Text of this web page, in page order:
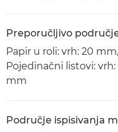
Preporučljivo
Papir u roli: vrh: 20
Pojedinačni listovi:
mm
Područje ispisivanja